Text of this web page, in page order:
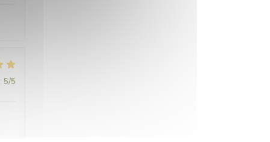
: 5/5